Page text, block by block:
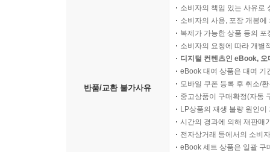
반품/교환 불가사유
소비자의 책임 있는 사유로
소비자의 사용, 포장 개봉
복제가 가능한 상품 등의
소비자의 요청에 따라 개별
디지털 컨텐츠인 eBook,
eBook 대여 상품은 대여 기
모바일 쿠폰 등록 후 취소/
중고상품이 구매확정(자동
LP상품의 재생 불량 원인
시간의 경과에 의해 재판매
전자상거래 등에서의 소비
eBook 세트 상품은 일괄 구